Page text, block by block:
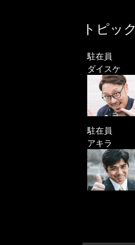
トピッ
駐在員
ダイスケ
駐在員
アキラ